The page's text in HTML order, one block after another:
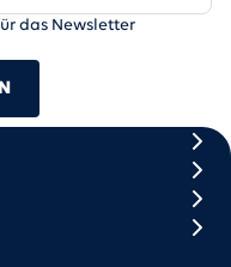
das Newsletter